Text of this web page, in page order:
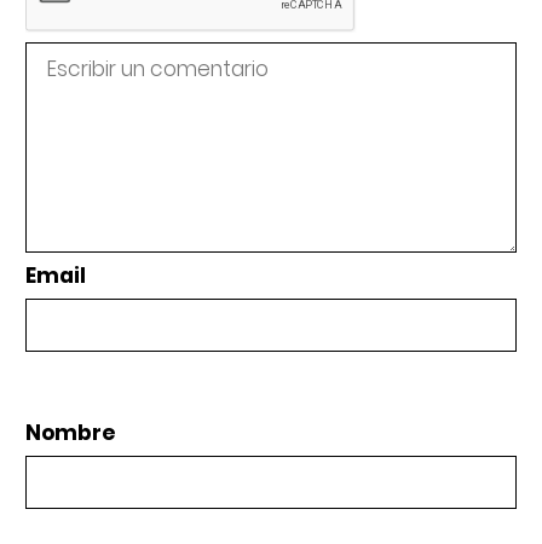
Email
Nombre